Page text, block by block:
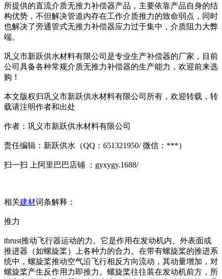
所提供的直流介质无推力补偿器产品，主要依靠产品自身的结
构优势，不但解决管道内存在工作介质推力的致命弱点，同时
也解决了旁通管式无推力补偿器应力过于集中，介质阻力大弊
端。
巩义市新跃供水材料有限公司是专业生产补偿器的厂家，目前
公司具备各种常规介质无推力补偿器的生产能力，欢迎前来选
购！
本文版权归巩义市新跃供水材料有限公司所有，欢迎转载，转
载请注明作者和出处
作者：巩义市新跃供水材料有限公司
责任编辑：新跃供水（QQ：651321950/ 微信：***）
扫一扫 上阿里巴巴店铺 ：gyxygy.1688/
相关建材词条解释：
推力
thrust推动飞行器运动的力。它是作用在发动机内、外表面或
推进器（如螺旋桨）上各种力的合力。在带有螺旋桨的推进系
统中，螺旋桨推动空气沿飞行相反方向流动，其动量增加，对
螺旋桨产生反作用力即推力。螺旋桨往往装在发动机前方，所